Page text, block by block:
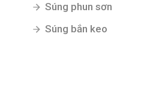
Súng phun sơn
Súng bắn keo